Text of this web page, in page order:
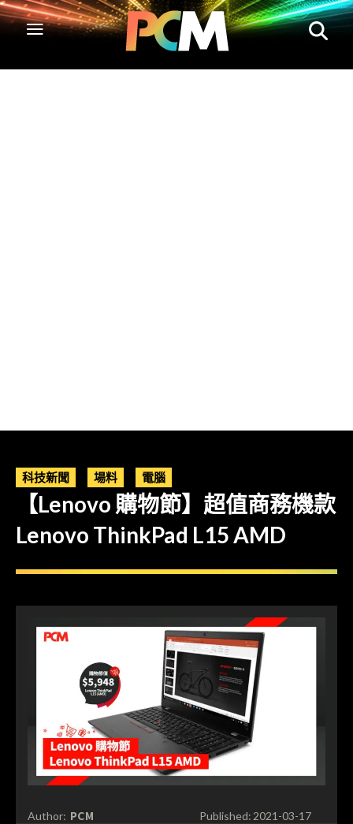
科技新聞 場料 電腦
【Lenovo 購物節】超值商務機款
Lenovo ThinkPad L15 AMD
Author: PCM Published: 2021-03-17